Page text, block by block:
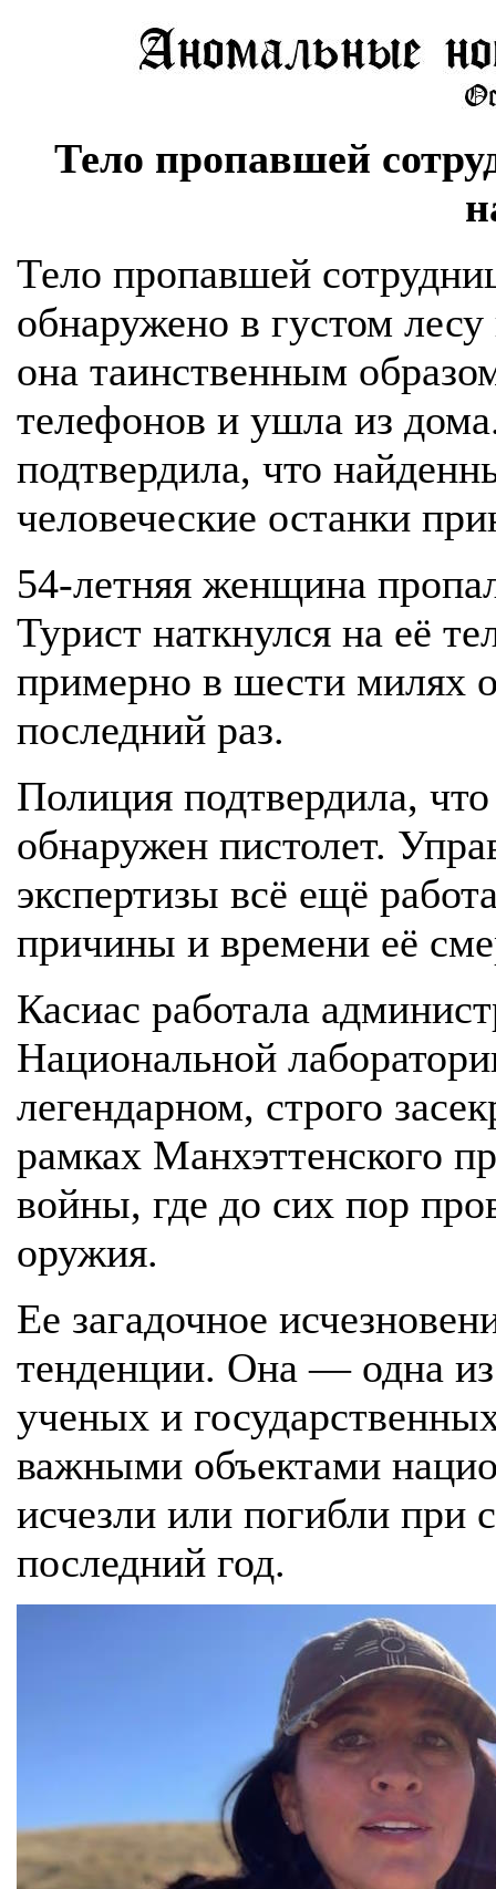
Тело пропавшей
Тело пропавшей
обнаружено в густом лесу
она таинственным
телефонов и ушла из
подтвердила, что
человеческие останки
54-летняя женщина
Турист наткнулся на её
примерно в шести милях
последний раз.
Полиция подтвердила,
обнаружен пистолет.
экспертизы всё ещё
причины и времени её
Касиас работала
Национальной
легендарном, строго
рамках Манхэттенского
войны, где до сих пор
оружия.
Ее загадочное
тенденции. Она — одна из
ученых и
важными объектами
исчезли или погибли при
последний год.